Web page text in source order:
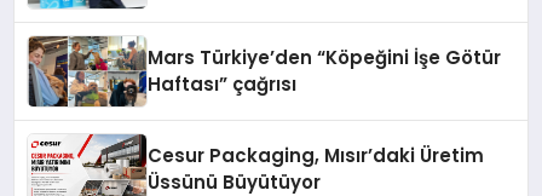
Mars Türkiye’den “Köpeğini İşe Götür
Haftası” çağrısı
Cesur Packaging, Mısır’daki Üretim
Üssünü Büyütüyor